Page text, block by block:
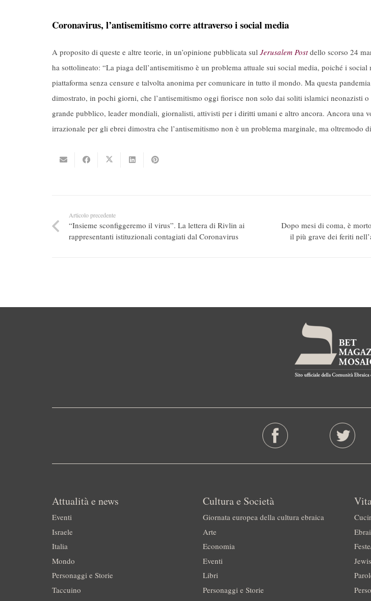
Coronavirus, l’antisemitismo corre attraverso i social media
A proposito di queste e altre teorie, in un’opinione pubblicata sul Jerusalem Postdello scorso 24
ha sottolineato: “La piaga dell’antisemitismo è un problema attuale sui social media, poiché i
piattaforma senza censure e talvolta anonima per comunicare in tutto il mondo. Ma questa
dimostrato, in pochi giorni, che l’antisemitismo oggi fiorisce non solo dai soliti islamici neonazisti
grande pubblico, leader mondiali, giornalisti, attivisti per i diritti umani e altro ancora. Ancora una
irrazionale per gli ebrei dimostra che l’antisemitismo non è un problema marginale, ma oltremodo
Articolo precedente
“Insieme sconfiggeremo il virus”. La lettera di Rivlin ai
rappresentanti istituzionali contagiati dal Coronavirus
Dopo mesi di coma, è
il più grave dei feriti
Attualità e news
Eventi
Israele
Italia
Mondo
Personaggi e Storie
Taccuino
Cultura e Società
Giornata europea della cultura ebraica
Arte
Economia
Eventi
Libri
Personaggi e Storie